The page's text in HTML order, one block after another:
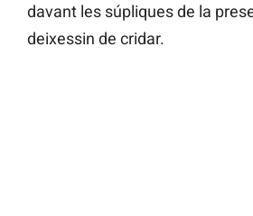
davant les súpliques de la
deixessin de cridar.